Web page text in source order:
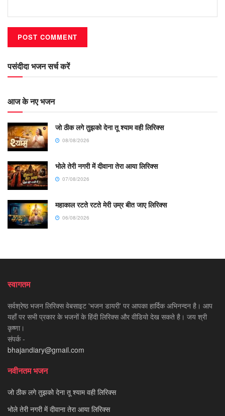
पसंदीदा भजन सर्च करें
आज के नए भजन
जो ठीक लगे तुझको देना तू श्याम वही लिरिक्स
08/08/2026
भोले तेरी नगरी में दीवाना तेरा आया लिरिक्स
07/08/2026
महाकाल रटते रटते मेरी उम्र बीत जाए लिरिक्स
06/08/2026
स्वागतम
सर्वश्रेष्ठ भजन लिरिक्स वेबसाइट 'भजन डायरी' पर आपका हार्दिक अभिनन्दन है। आप
यहाँ पर सभी प्रकार के भजनों के हिंदी लिरिक्स और वीडियो देख सकते है। जय श्री
कृष्णा।
संपर्क -
bhajandiary@gmail.com
नवीनतम भजन
जो ठीक लगे तुझको देना तू श्याम वही लिरिक्स
भोले तेरी नगरी में दीवाना तेरा आया लिरिक्स